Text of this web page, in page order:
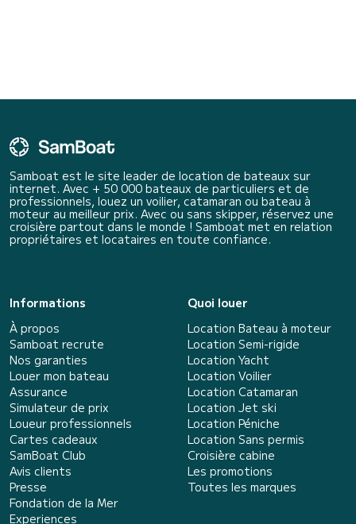
Samboat est le site leader de location de bateaux sur
internet. Avec + 50 000 bateaux de particuliers et de
professionnels, louez un voilier, catamaran ou bateau à
moteur au meilleur prix. Avec ou sans skipper, réservez une
croisière partout dans le monde ! Samboat met en relation
propriétaires et locataires en toute confiance.
Informations
À propos
Samboat recrute
Nos garanties
Louer mon bateau
Assurance
Simulateur de prix
Loueur professionnels
Cartes cadeaux
SamBoat Club
Avis clients
Presse
Fondation de la Mer
Experiences
Quoi louer
Location Bateau à moteur
Location Semi-rigide
Location Yacht
Location Voilier
Location Catamaran
Location Jet ski
Location Péniche
Location Sans permis
Croisière cabine
Les promotions
Toutes les marques